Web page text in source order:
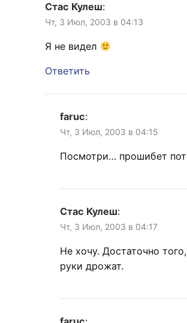
Стас Кулеш:
Чт, 3 Июл, 2003 в 04:13
Я не видел
Ответить
faruc:
Чт, 3 Июл, 2003 в 04:15
Посмотри… прошибет пот
Стас Кулеш:
Чт, 3 Июл, 2003 в 04:17
Не хочу. Достаточно
руки дрожат.